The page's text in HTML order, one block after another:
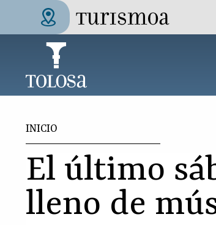
Pasar al contenido principal
Tolosa Turismoa
INICIO
El último
lleno de